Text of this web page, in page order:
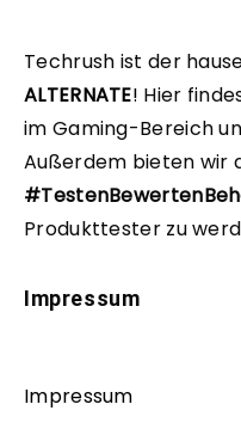
Techrush ist der
ALTERNATE! Hier
im Gaming-Bereich
Außerdem bieten wir
Produkttester zu
Impressum
Impressum